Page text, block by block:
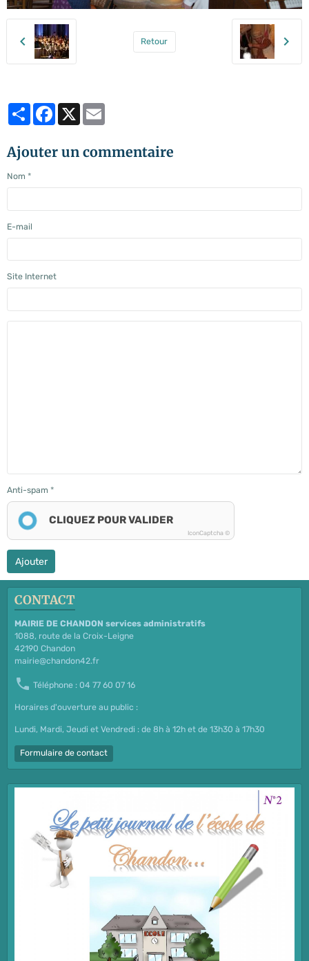
Retour
PartagerFacebook
Ajouter un commentaire
Nom
E-mail
Site Internet
Anti-spam
CLIQUEZ POUR VALIDER
IconCaptcha ©
Ajouter
CONTACT
MAIRIE DE CHANDON services administratifs
1088, route de la Croix-Leigne
42190 Chandon
mairie@chandon42.fr
Téléphone : 04 77 60 07 16
Horaires d'ouverture au public :
Lundi, Mardi, Jeudi et Vendredi : de 8h à 12h et de 13h30 à 17h30
Formulaire de contact